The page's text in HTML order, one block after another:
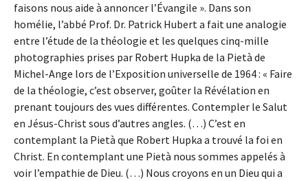
faisons nous aide à annoncer l’Évangile ». Dans son
homélie, l’abbé Prof. Dr. Patrick Hubert a fait une analogie
entre l’étude de la théologie et les quelques cinq-mille
photographies prises par Robert Hupka de la Pietà de
Michel-Ange lors de l’Exposition universelle de 1964 : « Faire
de la théologie, c’est observer, goûter la Révélation en
prenant toujours des vues différentes. Contempler le Salut
en Jésus-Christ sous d’autres angles. (…) C’est en
contemplant la Pietà que Robert Hupka a trouvé la foi en
Christ. En contemplant une Pietà nous sommes appelés à
voir l’empathie de Dieu. (…) Nous croyons en un Dieu qui a